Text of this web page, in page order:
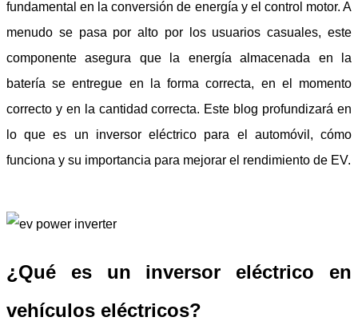
fundamental en la conversión de energía y el control motor. A
menudo se pasa por alto por los usuarios casuales, este
componente asegura que la energía almacenada en la
batería se entregue en la forma correcta, en el momento
correcto y en la cantidad correcta. Este blog profundizará en
lo que es un inversor eléctrico para el automóvil, cómo
funciona y su importancia para mejorar el rendimiento de EV.
¿Qué es un inversor eléctrico en
vehículos eléctricos?